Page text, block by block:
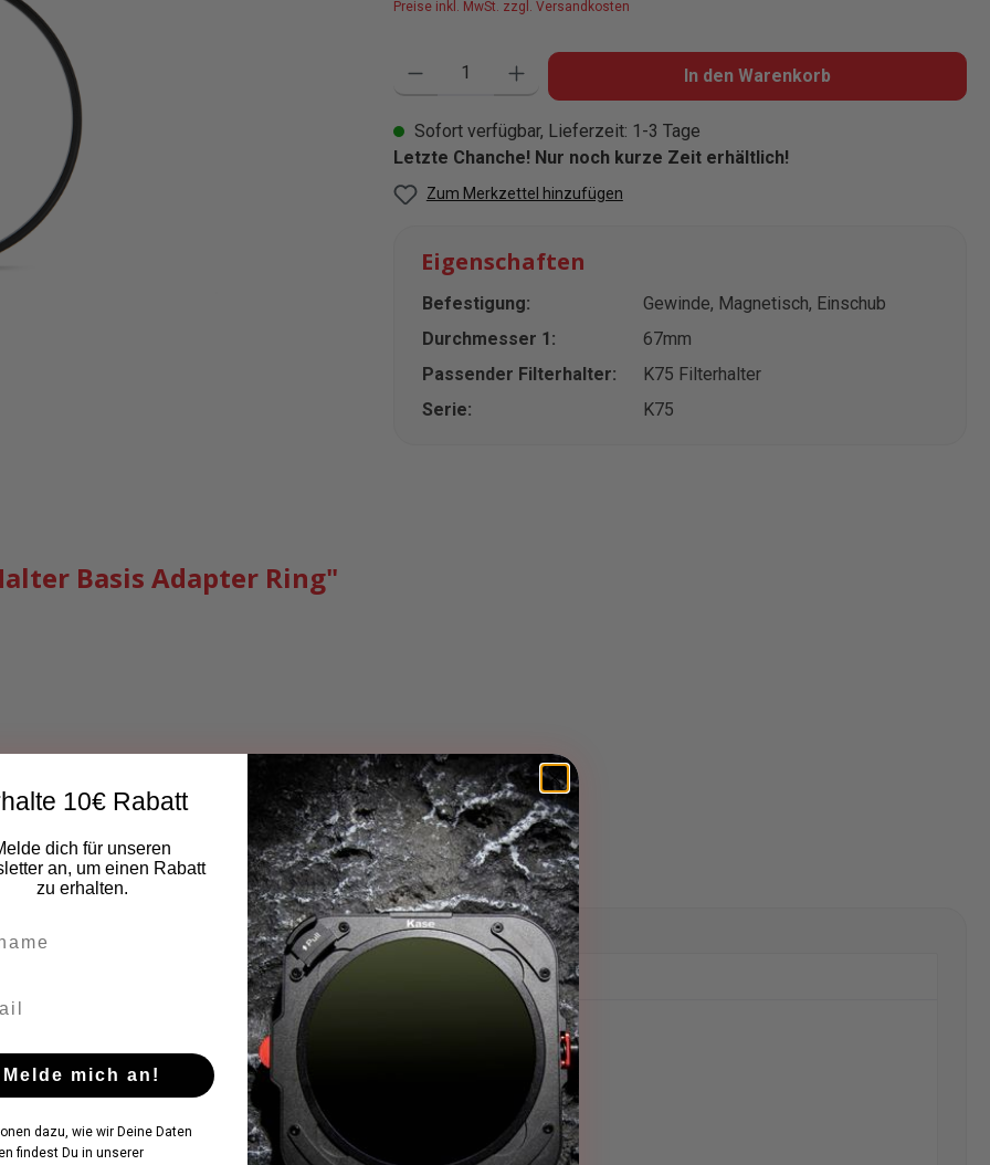
Preise inkl. MwSt. zzgl. Versandkosten
Produkt Anzahl: Gib den gewünschten Wert ein oder benutze die Schaltflächen um
In den Warenkorb
Sofort verfügbar, Lieferzeit: 1-3 Tage
Letzte Chanche! Nur noch kurze Zeit erhältlich!
Zum Merkzettel hinzufügen
Eigenschaften
Befestigung: Gewinde, Magnetisch, Einschub
Durchmesser 1:
67mm
Passender Filterhalter:
K75 Filterhalter
Serie:
K75
Basis Adapter Ring"
10€ Rabatt
dich für unseren
an, um einen Rabatt
zu erhalten.
Melde mich an!
dazu, wie wir Deine Daten
findest Du in unserer